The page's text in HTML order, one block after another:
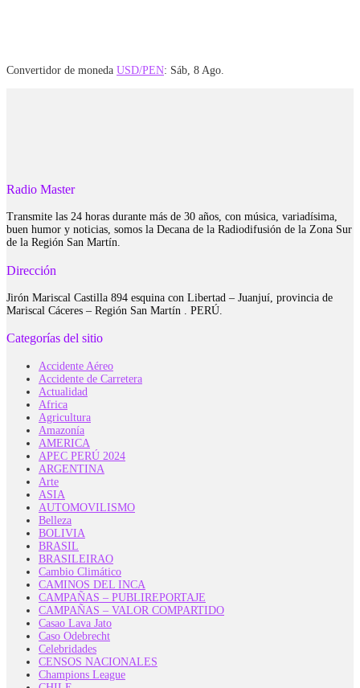
Convertidor de moneda USD/PEN: Sáb, 8 Ago.
Radio Master
Transmite las 24 horas durante más de 30 años, con música, variadísima,
buen humor y noticias, somos la Decana de la Radiodifusión de la Zona Sur
de la Región San Martín.
Dirección
Jirón Mariscal Castilla 894 esquina con Libertad – Juanjuí, provincia de
Mariscal Cáceres – Región San Martín . PERÚ.
Categorías del sitio
Accidente Aéreo
Accidente de Carretera
Actualidad
Africa
Agricultura
Amazonía
AMERICA
APEC PERÚ 2024
ARGENTINA
Arte
ASIA
AUTOMOVILISMO
Belleza
BOLIVIA
BRASIL
BRASILEIRAO
Cambio Climático
CAMINOS DEL INCA
CAMPAÑAS – PUBLIREPORTAJE
CAMPAÑAS – VALOR COMPARTIDO
Casao Lava Jato
Caso Odebrecht
Celebridades
CENSOS NACIONALES
Champions League